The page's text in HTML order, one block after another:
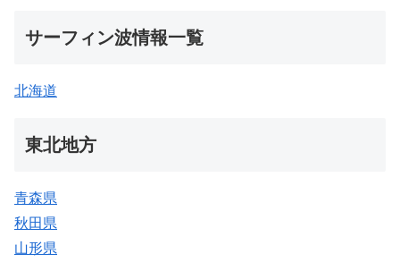
サーフィン波情報一覧
北海道
東北地方
青森県
秋田県
山形県